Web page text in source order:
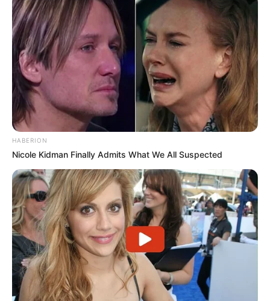
“20 perce nézem a meccset, miközben a lányom
azt hiszi, hogy játszik.”
“A lányom hazugnak nevezett, mikor azt mondtam